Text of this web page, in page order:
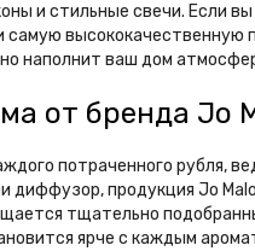
и стильные свечи. Если
наполнит ваш дом
от бренда Jo
потраченного рубля,
продукция Jo
тщательно
ярче с каждым